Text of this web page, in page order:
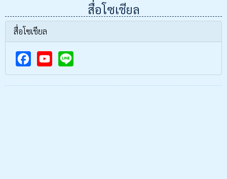
สื่อโซเชียล
สื่อโซเชียล
F
a
Y
o